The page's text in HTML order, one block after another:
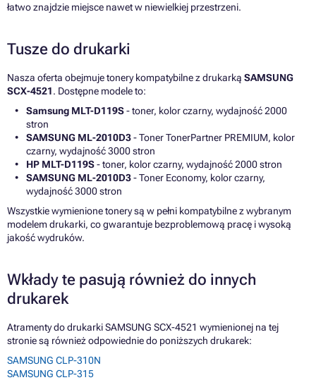
łatwo znajdzie miejsce nawet w niewielkiej przestrzeni.
Tusze do drukarki
Nasza oferta obejmuje tonery kompatybilne z drukarką SAMSUNG
SCX-4521. Dostępne modele to:
Samsung MLT-D119S- toner, kolor czarny, wydajność 2000
stron
SAMSUNG ML-2010D3- Toner TonerPartner PREMIUM, kolor
czarny, wydajność 3000 stron
HP MLT-D119S- toner, kolor czarny, wydajność 2000 stron
SAMSUNG ML-2010D3- Toner Economy, kolor czarny,
wydajność 3000 stron
Wszystkie wymienione tonery są w pełni kompatybilne z wybranym
modelem drukarki, co gwarantuje bezproblemową pracę i wysoką
jakość wydruków.
Wkłady te pasują również do innych
drukarek
Atramenty do drukarki SAMSUNG SCX-4521 wymienionej na tej
stronie są również odpowiednie do poniższych drukarek:
SAMSUNG CLP-310N
SAMSUNG CLP-315